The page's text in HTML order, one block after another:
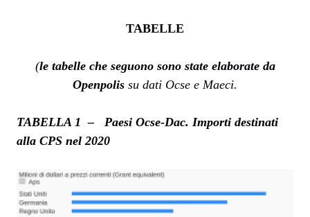
TABELLE
(le tabelle che seguono sono state elaborate da
Openpolis su dati Ocse e Maeci.
TABELLA 1 – Paesi Ocse-Dac. Importi destinati
alla CPS nel 2020